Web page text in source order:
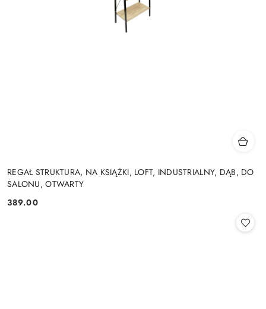
REGAŁ STRUKTURA, NA KSIĄŻKI, LOFT, INDUSTRIALNY, DĄB, DO
SALONU, OTWARTY
Cena:
389.00